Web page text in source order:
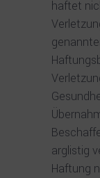
haftet
arglistig
Haftung